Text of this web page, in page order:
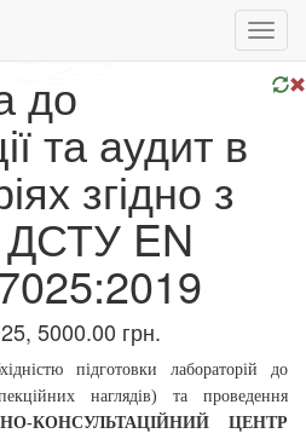
до
та аудит в
згідно з
ДСТУ EN
5000.00 грн.
підготовки лабораторій до
наглядів) та проведення
КОНСУЛЬТАЦІЙНИЙ ЦЕНТР